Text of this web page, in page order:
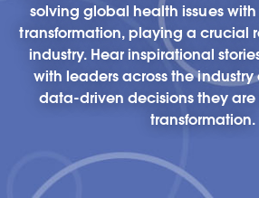
solving global health issues
transformation, playing a crucial
industry. Hear inspirational
with leaders across the
data-driven decisions they
transformation.